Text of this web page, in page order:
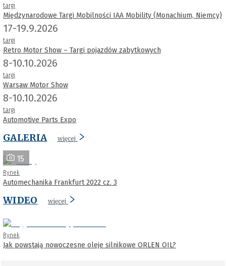
targi
Międzynarodowe Targi Mobilności IAA Mobility (Monachium, Niemcy)
17-19.9.2026
targi
Retro Motor Show – Targi pojazdów zabytkowych
8-10.10.2026
targi
Warsaw Motor Show
8-10.10.2026
targi
Automotive Parts Expo
GALERIA więcej
15
Rynek
Automechanika Frankfurt 2022 cz. 3
WIDEO więcej
Rynek
Jak powstają nowoczesne oleje silnikowe ORLEN OIL?